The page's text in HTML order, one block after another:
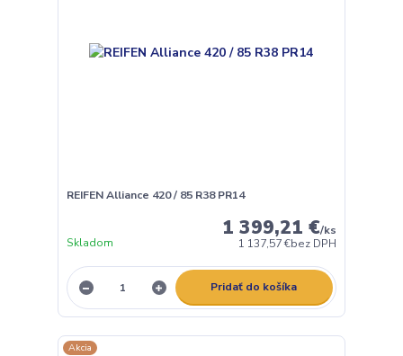
REIFEN Alliance 420 / 85 R38 PR14
1 399,21 €/ks
1 137,57 €bez DPH
Skladom
Pridať do košíka
Akcia